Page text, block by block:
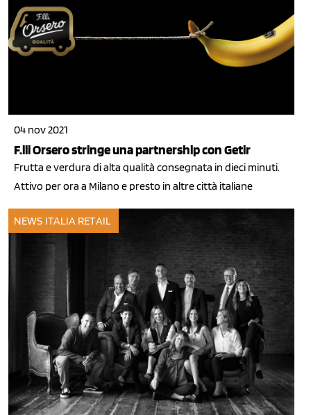
04 nov 2021
F.lli Orsero stringe una partnership con Getir
Frutta e verdura di alta qualità consegnata in dieci minuti.
Attivo per ora a Milano e presto in altre città italiane
NEWS ITALIA RETAIL